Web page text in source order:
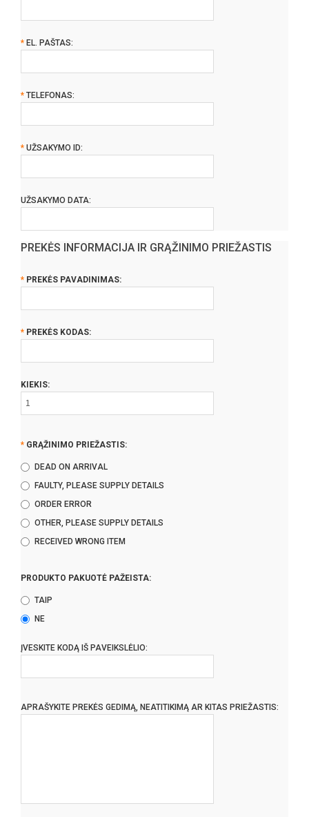
* EL. PAŠTAS:
* TELEFONAS:
* UŽSAKYMO ID:
UŽSAKYMO DATA:
PREKĖS INFORMACIJA IR GRĄŽINIMO PRIEŽASTIS
* PREKĖS PAVADINIMAS:
* PREKĖS KODAS:
KIEKIS:
* GRĄŽINIMO PRIEŽASTIS:
DEAD ON ARRIVAL
FAULTY, PLEASE SUPPLY DETAILS
ORDER ERROR
OTHER, PLEASE SUPPLY DETAILS
RECEIVED WRONG ITEM
PRODUKTO PAKUOTĖ PAŽEISTA:
TAIP
NE
ĮVESKITE KODĄ IŠ PAVEIKSLĖLIO:
APRAŠYKITE PREKĖS GEDIMĄ, NEATITIKIMĄ AR KITAS PRIEŽASTIS: